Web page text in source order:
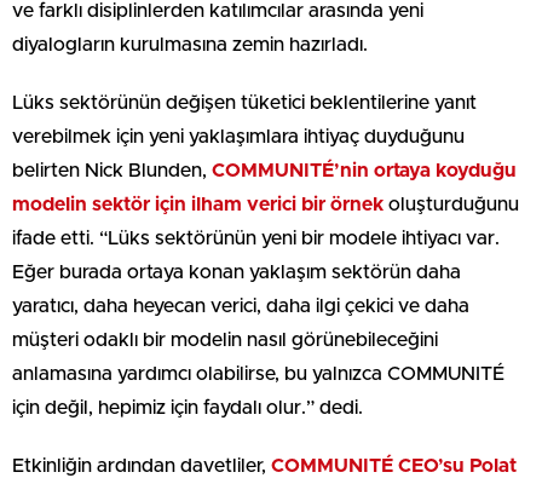
ve farklı disiplinlerden katılımcılar arasında yeni
diyalogların kurulmasına zemin hazırladı.
Lüks sektörünün değişen tüketici beklentilerine yanıt
verebilmek için yeni yaklaşımlara ihtiyaç duyduğunu
belirten Nick Blunden, COMMUNITÉ’nin ortaya koyduğu
modelin sektör için ilham verici bir örnek oluşturduğunu
ifade etti. “Lüks sektörünün yeni bir modele ihtiyacı var.
Eğer burada ortaya konan yaklaşım sektörün daha
yaratıcı, daha heyecan verici, daha ilgi çekici ve daha
müşteri odaklı bir modelin nasıl görünebileceğini
anlamasına yardımcı olabilirse, bu yalnızca COMMUNITÉ
için değil, hepimiz için faydalı olur.” dedi.
Etkinliğin ardından davetliler, COMMUNITÉ CEO’su Polat